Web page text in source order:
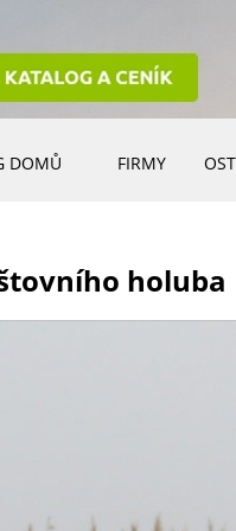
DOMŮ FIRMY
holuba